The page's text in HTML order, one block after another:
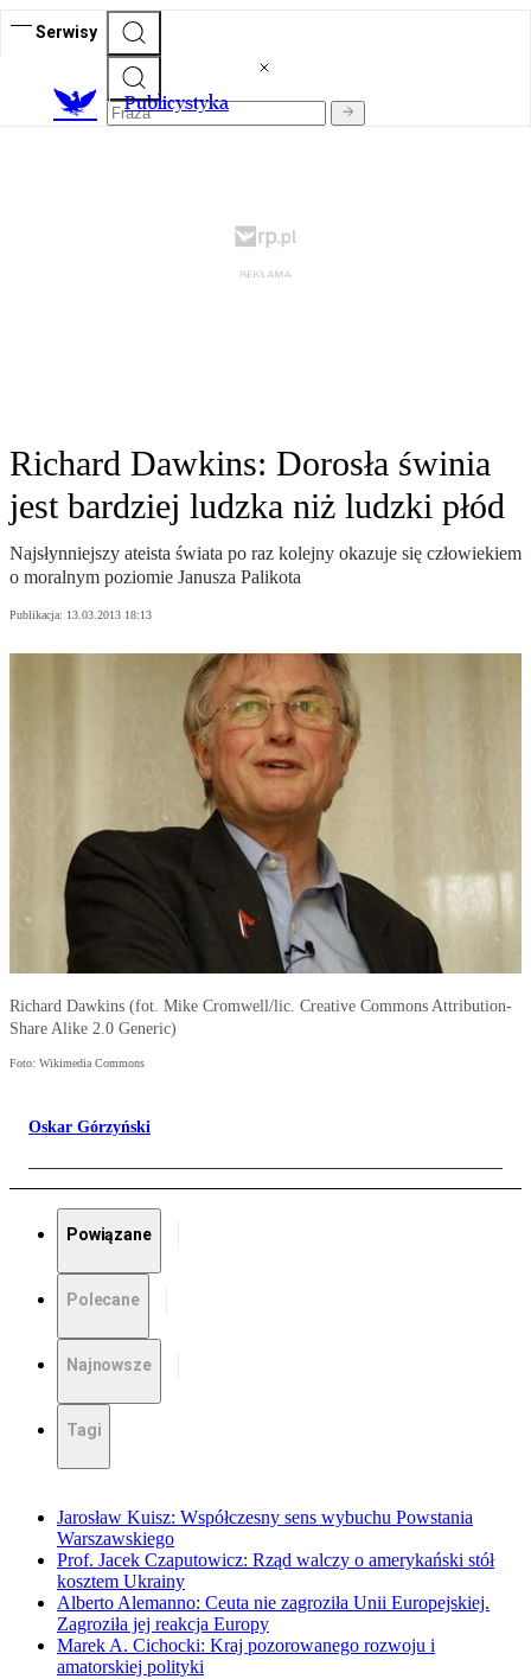
Serwisy
Publicystyka
Richard Dawkins: Dorosła świnia
jest bardziej ludzka niż ludzki płód
Najsłynniejszy ateista świata po raz kolejny okazuje się człowiekiem
o moralnym poziomie Janusza Palikota
Publikacja: 13.03.2013 18:13
Richard Dawkins (fot. Mike Cromwell/lic. Creative Commons Attribution-
Share Alike 2.0 Generic)
Foto: Wikimedia Commons
Oskar Górzyński
Powiązane
Polecane
Najnowsze
Tagi
Jarosław Kuisz: Współczesny sens wybuchu Powstania
Warszawskiego
Prof. Jacek Czaputowicz: Rząd walczy o amerykański stół
kosztem Ukrainy
Alberto Alemanno: Ceuta nie zagroziła Unii Europejskiej.
Zagroziła jej reakcja Europy
Marek A. Cichocki: Kraj pozorowanego rozwoju i
amatorskiej polityki